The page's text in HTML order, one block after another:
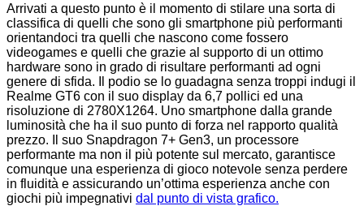
Arrivati a questo punto è il momento di stilare una sorta di
classifica di quelli che sono gli smartphone più performanti
orientandoci tra quelli che nascono come fossero
videogames e quelli che grazie al supporto di un ottimo
hardware sono in grado di risultare performanti ad ogni
genere di sfida. Il podio se lo guadagna senza troppi indugi il
Realme GT6 con il suo display da 6,7 pollici ed una
risoluzione di 2780X1264. Uno smartphone dalla grande
luminosità che ha il suo punto di forza nel rapporto qualità
prezzo. Il suo Snapdragon 7+ Gen3, un processore
performante ma non il più potente sul mercato, garantisce
comunque una esperienza di gioco notevole senza perdere
in fluidità e assicurando un’ottima esperienza anche con
giochi più impegnativi dal punto di vista grafico.